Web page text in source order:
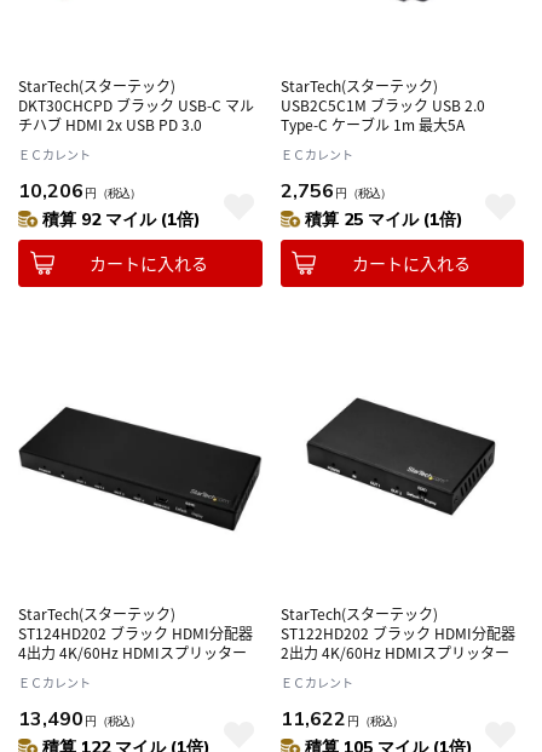
StarTech(スターテック)
DKT30CHCPD ブラック USB-C マル
チハブ HDMI 2x USB PD 3.0
ＥＣカレント
10,206 円 （税込）
積算 92 マイル (1倍)
カートに入れる
StarTech(スターテック)
USB2C5C1M ブラック USB 2.0
Type-C ケーブル 1m 最大5A
ＥＣカレント
2,756 円 （税込）
積算 25 マイル (1倍)
カートに入れる
StarTech(スターテック)
ST124HD202 ブラック HDMI分配器
4出力 4K/60Hz HDMIスプリッター
ＥＣカレント
13,490 円 （税込）
積算 122 マイル (1倍)
StarTech(スターテック)
ST122HD202 ブラック HDMI分配器
2出力 4K/60Hz HDMIスプリッター
ＥＣカレント
11,622 円 （税込）
積算 105 マイル (1倍)